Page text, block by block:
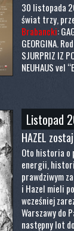
30 listopada
świat trzy,
Brabancki:
GEORGINA.
SJURPRIZ IZ
NEUHAUS vel
Listopad
HAZEL
Oto historia o
energii,
prawdziwym
i Hazel mieli
wcześniej
Warszawy do
następny lot